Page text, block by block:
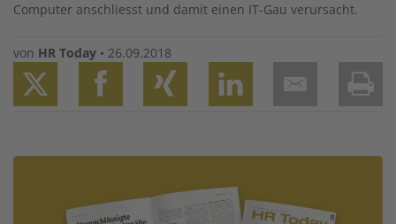
Computer anschliesst und damit einen IT-Gau verursacht.
von HR Today • 26.09.2018